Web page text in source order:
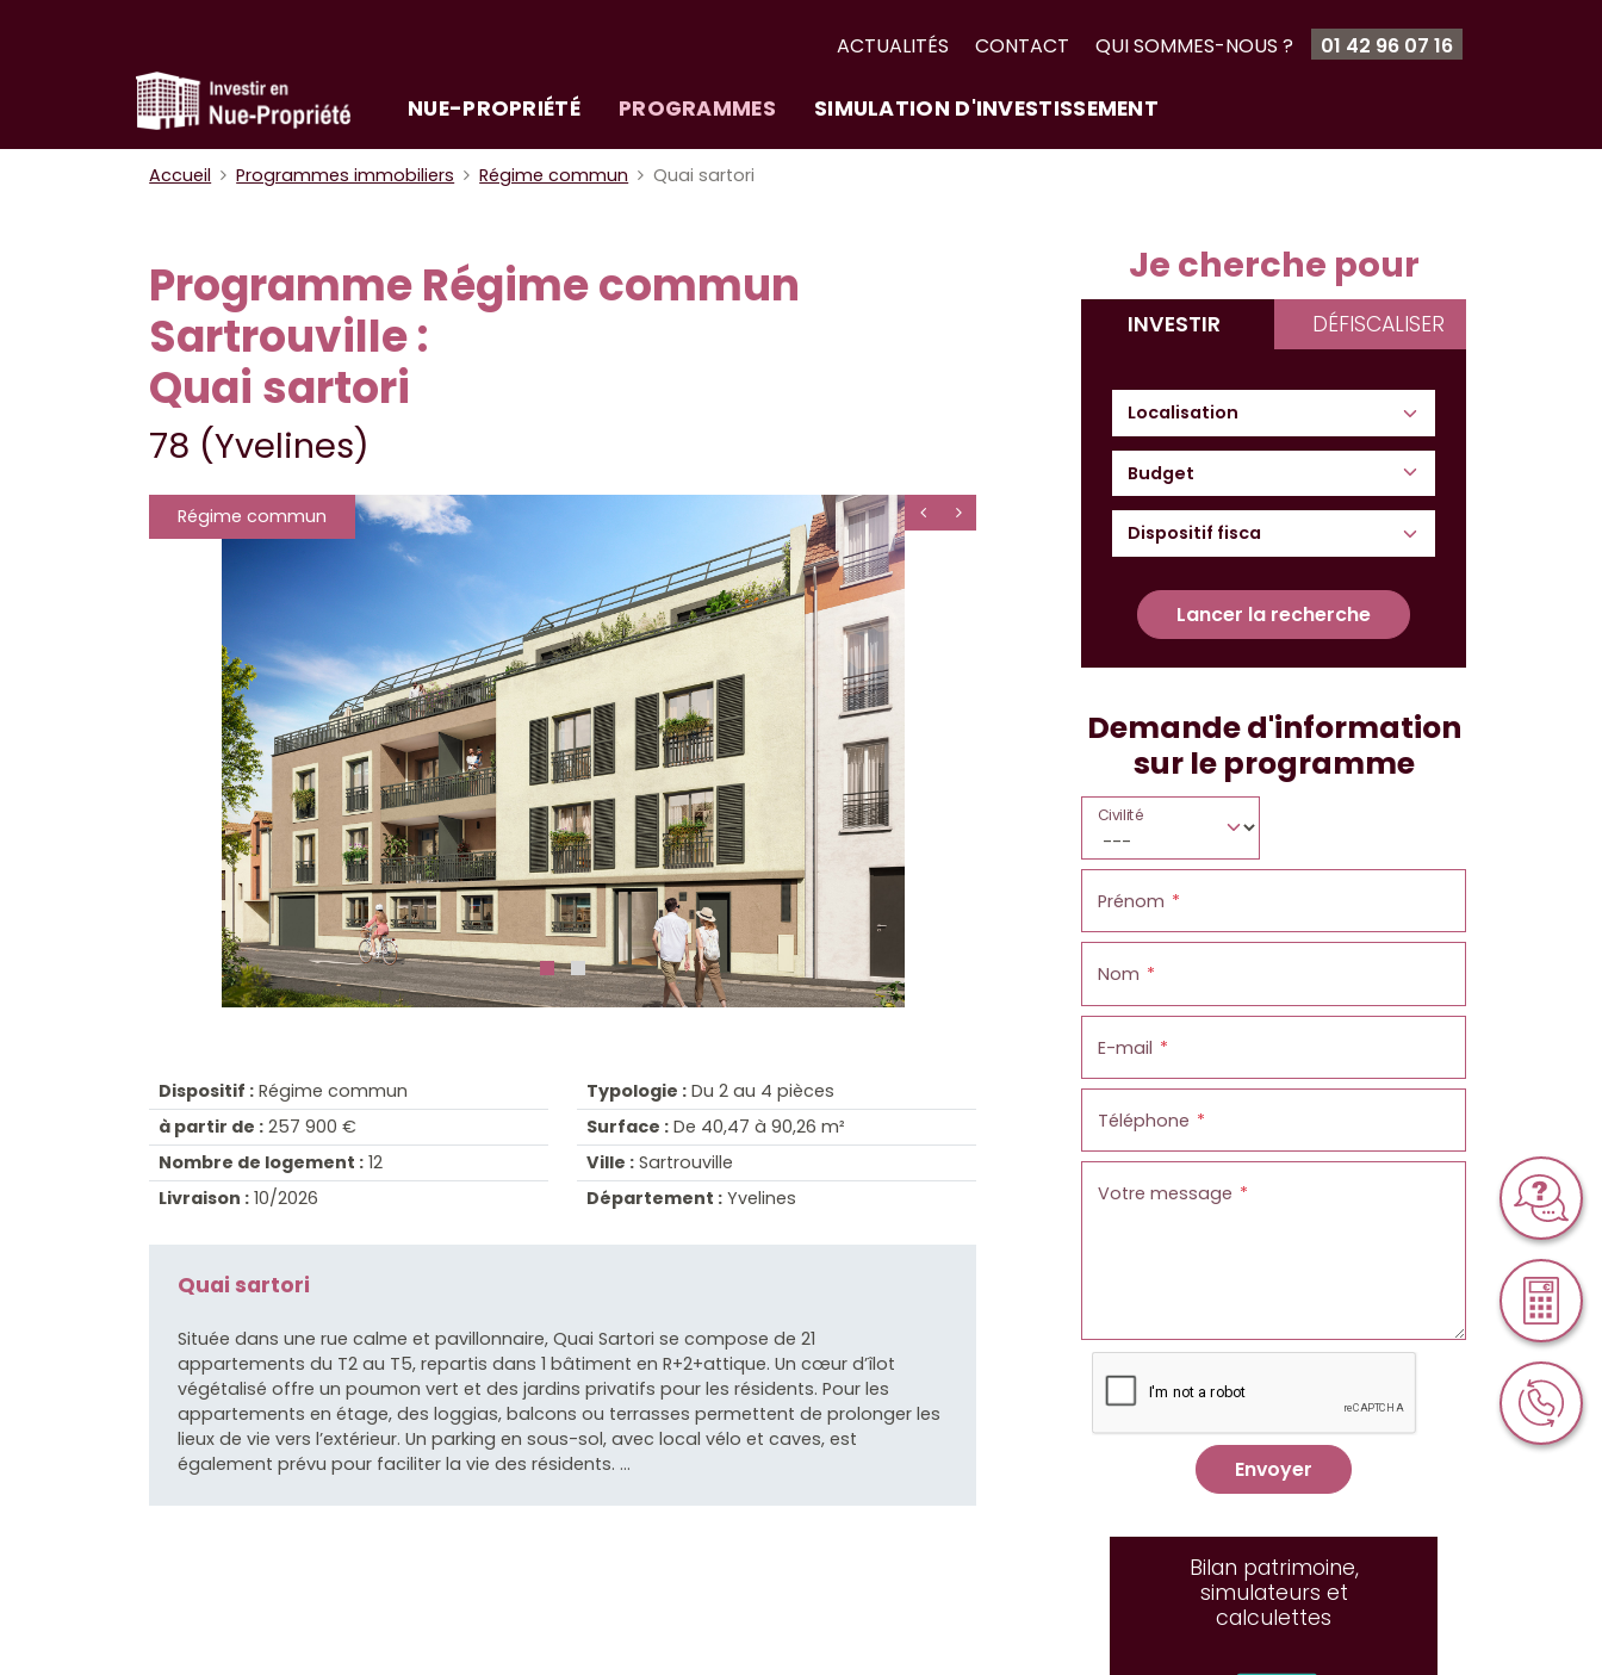
ACTUALITÉS CONTACT QUI SOMMES-NOUS ? 01 42 96 07 16
NUE-PROPRIÉTÉ PROGRAMMES SIMULATION D'INVESTISSEMENT
Accueil Programmes immobiliers Régime commun Quai sartori
Programme Régime commun
Sartrouville :
Quai sartori
78 (Yvelines)
Régime commun
Dispositif : Régime commun
à partir de : 257 900 €
Nombre de logement : 12
Livraison : 10/2026
Typologie : Du 2 au 4 pièces
Surface : De 40,47 à 90,26 m²
Ville : Sartrouville
Département : Yvelines
Quai sartori
Située dans une rue calme et pavillonnaire, Quai Sartori se compose de 21
appartements du T2 au T5, repartis dans 1 bâtiment en R+2+attique. Un cœur d’îlot
végétalisé offre un poumon vert et des jardins privatifs pour les résidents. Pour les
appartements en étage, des loggias, balcons ou terrasses permettent de prolonger les
lieux de vie vers l’extérieur. Un parking en sous-sol, avec local vélo et caves, est
également prévu pour faciliter la vie des résidents. ...
Je cherche pour
INVESTIR DÉFISCALISER
Budget
Lancer la recherche
Demande d'information
sur le programme
Civilité
Prénom
Nom
E-mail
Téléphone
Votre message
Envoyer
Bilan patrimoine,
simulateurs et
calculettes